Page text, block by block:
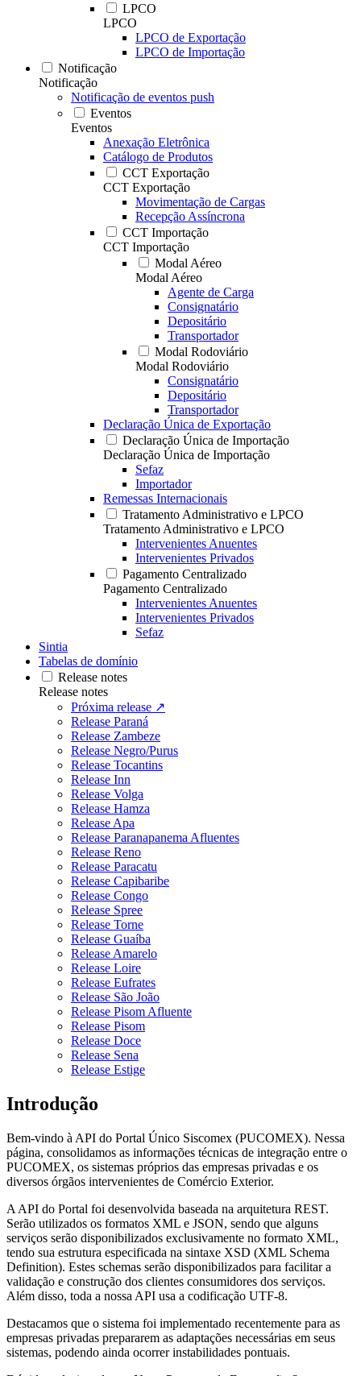
LPCO
LPCO
LPCO de Exportação
LPCO de Importação
Notificação
Notificação
Notificação de eventos push
Eventos
Eventos
Anexação Eletrônica
Catálogo de Produtos
CCT Exportação
CCT Exportação
Movimentação de Cargas
Recepção Assíncrona
CCT Importação
CCT Importação
Modal Aéreo
Modal Aéreo
Agente de Carga
Consignatário
Depositário
Transportador
Modal Rodoviário
Modal Rodoviário
Consignatário
Depositário
Transportador
Declaração Única de Exportação
Declaração Única de Importação
Declaração Única de Importação
Sefaz
Importador
Remessas Internacionais
Tratamento Administrativo e LPCO
Tratamento Administrativo e LPCO
Intervenientes Anuentes
Intervenientes Privados
Pagamento Centralizado
Pagamento Centralizado
Intervenientes Anuentes
Intervenientes Privados
Sefaz
Sintia
Tabelas de domínio
Release notes
Release notes
Próxima release ↗
Release Paraná
Release Zambeze
Release Negro/Purus
Release Tocantins
Release Inn
Release Volga
Release Hamza
Release Apa
Release Paranapanema Afluentes
Release Reno
Release Paracatu
Release Capibaribe
Release Congo
Release Spree
Release Torne
Release Guaíba
Release Amarelo
Release Loire
Release Eufrates
Release São João
Release Pisom Afluente
Release Pisom
Release Doce
Release Sena
Release Estige
Introdução
Bem-vindo à API do Portal Único Siscomex (PUCOMEX). Nessa
página, consolidamos as informações técnicas de integração entre o
PUCOMEX, os sistemas próprios das empresas privadas e os
diversos órgãos intervenientes de Comércio Exterior.
A API do Portal foi desenvolvida baseada na arquitetura REST.
Serão utilizados os formatos XML e JSON, sendo que alguns
serviços serão disponibilizados exclusivamente no formato XML,
tendo sua estrutura especificada na sintaxe XSD (XML Schema
Definition). Estes schemas serão disponibilizados para facilitar a
validação e construção dos clientes consumidores dos serviços.
Além disso, toda a nossa API usa a codificação UTF-8.
Destacamos que o sistema foi implementado recentemente para as
empresas privadas prepararem as adaptações necessárias em seus
sistemas, podendo ainda ocorrer instabilidades pontuais.